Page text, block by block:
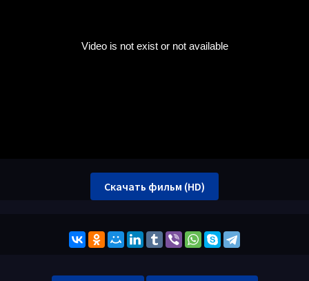
Скачать фильм (HD)